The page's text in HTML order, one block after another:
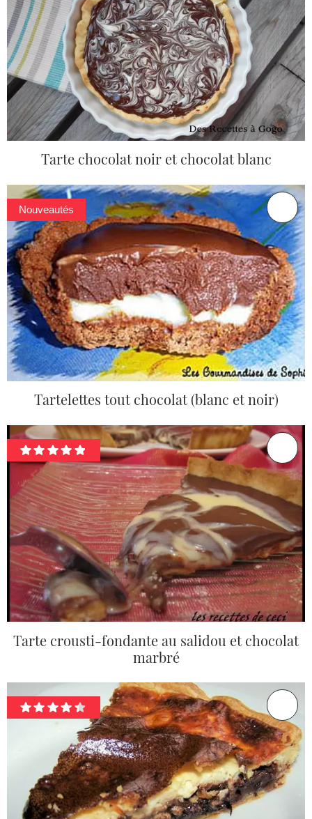
Tarte chocolat noir et chocolat blanc
Nouveautés
Tartelettes tout chocolat (blanc et noir)
Tarte crousti-fondante au salidou et chocolat
marbré